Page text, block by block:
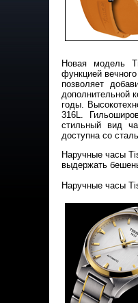
Новая модель
функцией
позволяет
дополнительной
годы.
316L.
стильный вид
доступна со
Наручные часы
выдержать
Наручные часы